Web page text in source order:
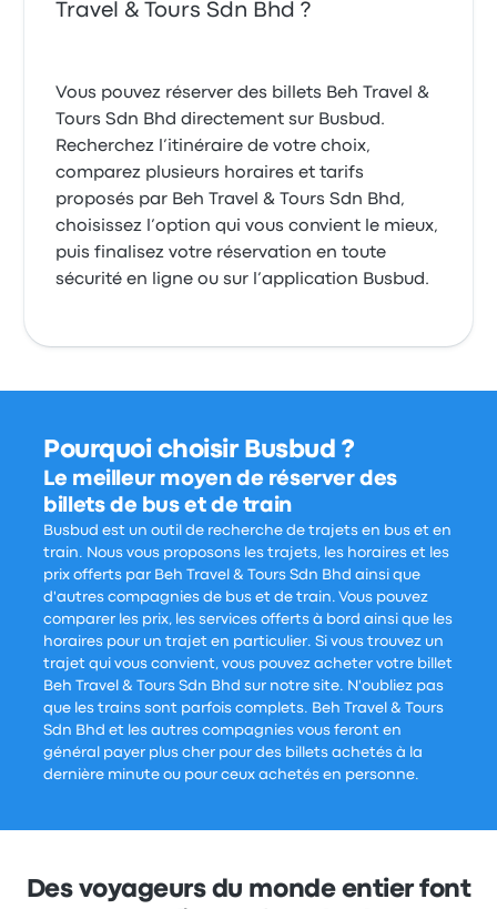
Travel & Tours Sdn Bhd ?
Vous pouvez réserver des billets Beh Travel &
Tours Sdn Bhd directement sur Busbud.
Recherchez l’itinéraire de votre choix,
comparez plusieurs horaires et tarifs
proposés par Beh Travel & Tours Sdn Bhd,
choisissez l’option qui vous convient le mieux,
puis finalisez votre réservation en toute
sécurité en ligne ou sur l’application Busbud.
Pourquoi choisir Busbud ?
Le meilleur moyen de réserver des
billets de bus et de train
Busbud est un outil de recherche de trajets en bus et en
train. Nous vous proposons les trajets, les horaires et les
prix offerts par Beh Travel & Tours Sdn Bhd ainsi que
d'autres compagnies de bus et de train. Vous pouvez
comparer les prix, les services offerts à bord ainsi que les
horaires pour un trajet en particulier. Si vous trouvez un
trajet qui vous convient, vous pouvez acheter votre billet
Beh Travel & Tours Sdn Bhd sur notre site. N'oubliez pas
que les trains sont parfois complets. Beh Travel & Tours
Sdn Bhd et les autres compagnies vous feront en
général payer plus cher pour des billets achetés à la
dernière minute ou pour ceux achetés en personne.
Des voyageurs du monde entier font